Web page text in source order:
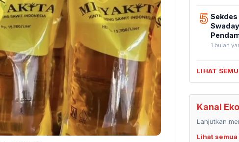
5
1 bulan
LIHAT
Kanal
Lanjutkan
Lihat